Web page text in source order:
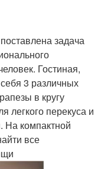
задача
Гостиная,
3 различных
в кругу
легкого перекуса и
На компактной
все